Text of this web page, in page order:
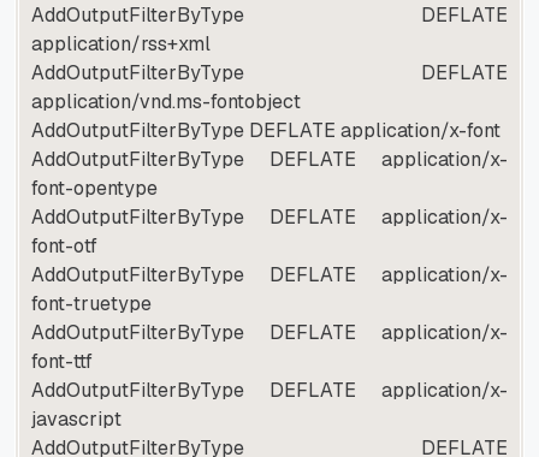
AddOutputFilterByType DEFLATE
application/rss+xml
AddOutputFilterByType DEFLATE
application/vnd.ms-fontobject
AddOutputFilterByType DEFLATE application/x-font
AddOutputFilterByType DEFLATE application/x-
font-opentype
AddOutputFilterByType DEFLATE application/x-
font-otf
AddOutputFilterByType DEFLATE application/x-
font-truetype
AddOutputFilterByType DEFLATE application/x-
font-ttf
AddOutputFilterByType DEFLATE application/x-
javascript
AddOutputFilterByType DEFLATE